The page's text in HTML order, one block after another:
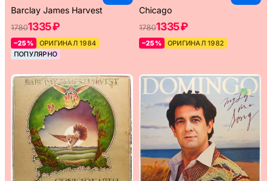
Barclay James Harvest
17801335 ₽
–25%
ОРИГИНАЛ 1984
ПОПУЛЯРНО
Chicago
17801335 ₽
–25% ОРИГИНАЛ 1982